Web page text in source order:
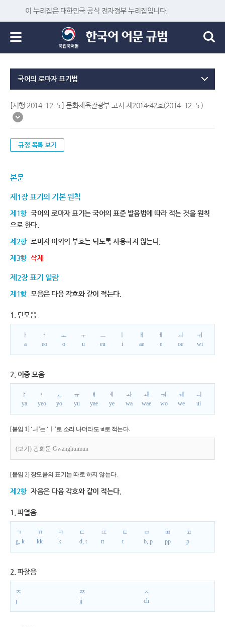
이 누리집은 대한민국 공식 전자정부 누리집입니다.
국어의 로마자 표기법
[시행 2014. 12. 5.] 문화체육관광부 고시 제2014-42호(2014. 12. 5.)
규정 목록 보기
본문
제1장 표기의 기본 원칙
제1항 국어의 로마자 표기는 국어의 표준 발음법에 따라 적는 것을 원칙
으로 한다.
제2항 로마자 이외의 부호는 되도록 사용하지 않는다.
제3항 삭제
제2장 표기 일람
제1항 모음은 다음 각호와 같이 적는다.
1. 단모음
ㅏ
a
ㅓ
eo
ㅗ
o
ㅜ
u
ㅡ
eu
i
ㅐ
ae
ㅔ
e
ㅚ
oe
ㅟ
wi
2. 이중 모음
ㅑ
ya
ㅕ
yeo
ㅛ
yo
ㅠ
yu
ㅒ
yae
ㅖ
ye
ㅘ
wa
ㅙ
wae
ㅝ
wo
ㅞ
we
ㅢ
ui
[붙임 1] ‘ㅢ’는 ‘ㅣ’로 소리 나더라도 ui로 적는다.
(보기) 광희문 Gwanghuimun
[붙임 2] 장모음의 표기는 따로 하지 않는다.
제2항 자음은 다음 각호와 같이 적는다.
1. 파열음
ㄱ
g, k
ㄲ
kk
ㅋ
k
ㄷ
d, t
ㄸ
tt
ㅌ
t
ㅂ
b, p
ㅃ
pp
ㅍ
p
2. 파찰음
ㅈ
j
ㅉ
jj
ㅊ
ch